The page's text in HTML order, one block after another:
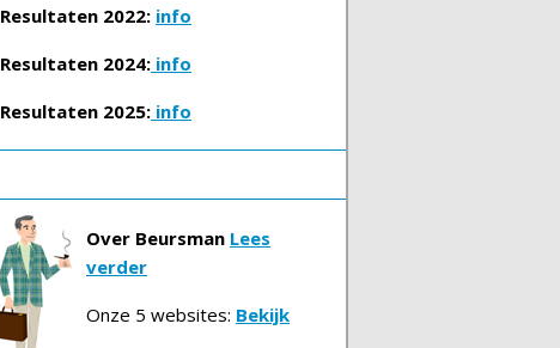
Resultaten 2022: info
Resultaten 2024: info
Resultaten 2025: info
Over Beursman Lees
verder
Onze 5 websites: Bekijk